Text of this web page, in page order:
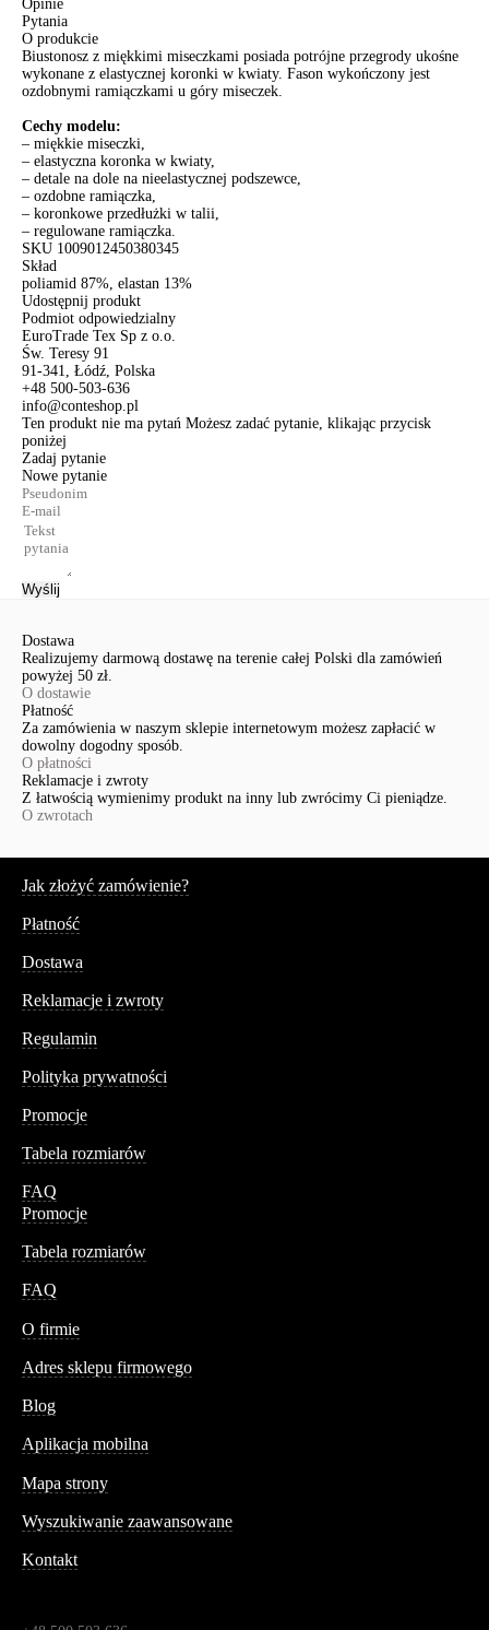
Opinie
Pytania
O produkcie
Biustonosz z miękkimi miseczkami posiada potrójne przegrody ukośne
wykonane z elastycznej koronki w kwiaty. Fason wykończony jest
ozdobnymi ramiączkami u góry miseczek.
Cechy modelu:
– miękkie miseczki,
– elastyczna koronka w kwiaty,
– detale na dole na nieelastycznej podszewce,
– ozdobne ramiączka,
– koronkowe przedłużki w talii,
– regulowane ramiączka.
SKU 1009012450380345
Skład
poliamid 87%, elastan 13%
Udostępnij produkt
Podmiot odpowiedzialny
EuroTrade Tex Sp z o.o.
Św. Teresy 91
91-341, Łódź, Polska
+48 500-503-636
info@conteshop.pl
Ten produkt nie ma pytań Możesz zadać pytanie, klikając przycisk
poniżej
Zadaj pytanie
Nowe pytanie
Wyślij
Dostawa
Realizujemy darmową dostawę na terenie całej Polski dla zamówień
powyżej 50 zł.
O dostawie
Płatność
Za zamówienia w naszym sklepie internetowym możesz zapłacić w
dowolny dogodny sposób.
O płatności
Reklamacje i zwroty
Z łatwością wymienimy produkt na inny lub zwrócimy Ci pieniądze.
O zwrotach
Jak złożyć zamówienie?
Płatność
Dostawa
Reklamacje i zwroty
Regulamin
Polityka prywatności
Promocje
Tabela rozmiarów
FAQ
Promocje
Tabela rozmiarów
FAQ
O firmie
Adres sklepu firmowego
Blog
Aplikacja mobilna
Mapa strony
Wyszukiwanie zaawansowane
Kontakt